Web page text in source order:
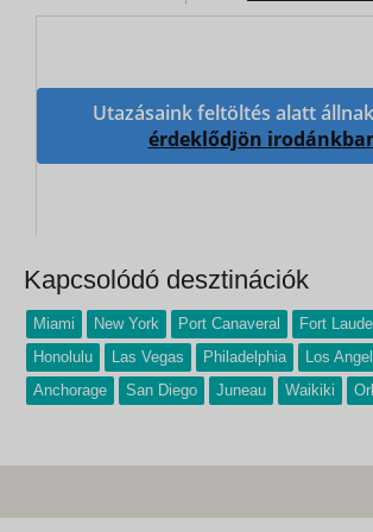
Utazásaink feltöltés alatt
érdeklődjön
Kapcsolódó desztinációk
Miami New York Port Canaveral Fort
Honolulu
Las Vegas Philadelphia Los
Anchorage
San Diego Juneau Waikiki